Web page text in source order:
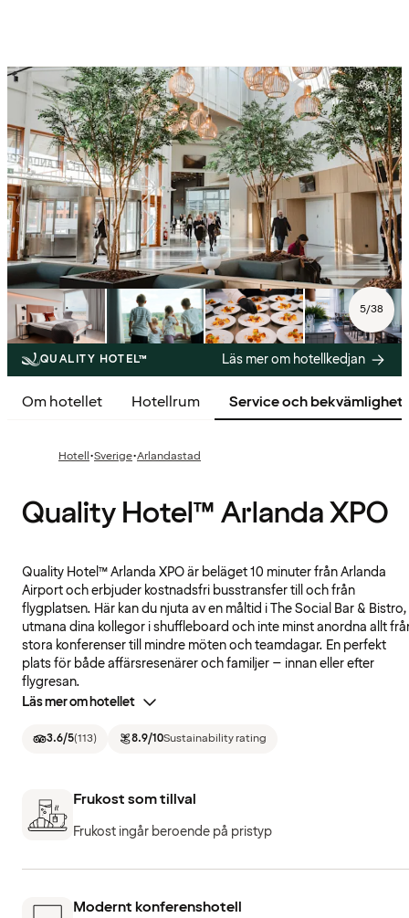
5/38
QUALITY HOTEL™ Läs mer om hotellkedjan
Om hotellet Hotellrum Service och
Hotell·Sverige·Arlandastad
Quality Hotel™ Arlanda XPO
Quality Hotel™ Arlanda XPO är beläget 10 minuter från Arlanda
Airport och erbjuder kostnadsfri busstransfer till och från
flygplatsen. Här kan du njuta av en måltid i The Social Bar & Bistro,
utmana dina kollegor i shuffleboard och inte minst anordna allt
stora konferenser till mindre möten och teamdagar. En perfekt
plats för både affärsresenärer och familjer – innan eller efter
flygresan.
Läs mer om hotellet
3.6/5(113) 8.9/10Sustainability rating
Frukost som tillval
Frukost ingår beroende på pristyp
Modernt konferenshotell